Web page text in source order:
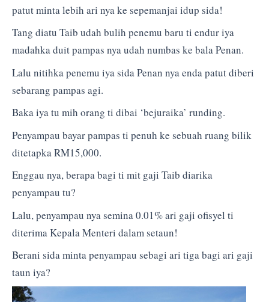
patut minta lebih ari nya ke sepemanjai idup sida!
Tang diatu Taib udah bulih penemu baru ti endur iya
madahka duit pampas nya udah numbas ke bala Penan.
Lalu nitihka penemu iya sida Penan nya enda patut diberi
sebarang pampas agi.
Baka iya tu mih orang ti dibai ‘bejuraika’ runding.
Penyampau bayar pampas ti penuh ke sebuah ruang bilik
ditetapka RM15,000.
Enggau nya, berapa bagi ti mit gaji Taib diarika
penyampau tu?
Lalu, penyampau nya semina 0.01% ari gaji ofisyel ti
diterima Kepala Menteri dalam setaun!
Berani sida minta penyampau sebagi ari tiga bagi ari gaji
taun iya?